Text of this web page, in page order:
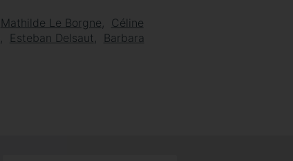
Mathilde Le Borgne
Céline
Esteban Delsaut
Barbara